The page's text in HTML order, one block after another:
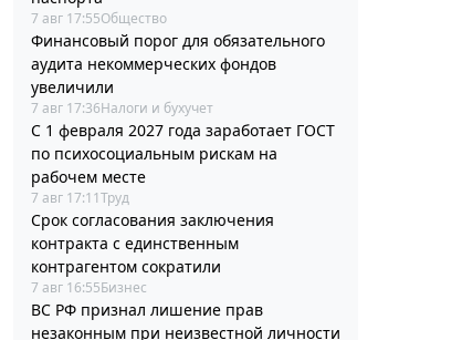
7 авг 17:55Общество
Финансовый порог для обязательного
аудита некоммерческих фондов
увеличили
7 авг 17:36Налоги и бухучет
С 1 февраля 2027 года заработает ГОСТ
по психосоциальным рискам на
рабочем месте
7 авг 17:11Труд
Срок согласования заключения
контракта с единственным
контрагентом сократили
7 авг 16:55Бизнес
ВС РФ признал лишение прав
незаконным при неизвестной личности